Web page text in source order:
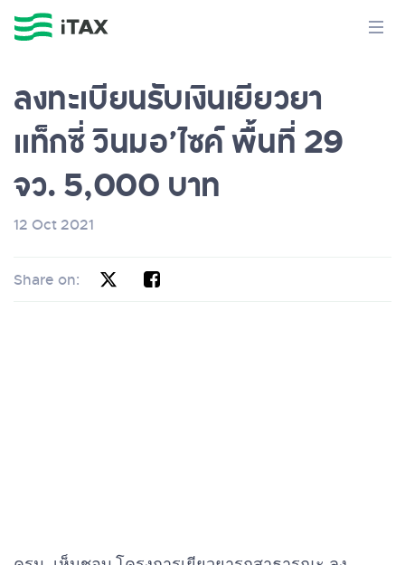
ลงทะเบียนรับเงินเยียวยา
แท็กซี่ วินมอ’ไซค์ พื้นที่ 29
จว. 5,000 บาท
12 Oct 2021
Share on: